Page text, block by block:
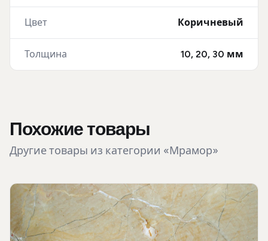
Цвет Коричневый
Толщина 10, 20, 30 мм
Похожие товары
Другие товары из категории «Мрамор»